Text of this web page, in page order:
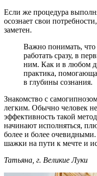
Если же процедура
осознает свои
заметен.
Важно понимать, что
работать сразу, в
ним. Как и в любом
практика,
в глубины сознания.
Знакомство с
легким. Обычно человек не
эффективность такой
начинают исполняться,
более и более
шажки на пути к мечте и
Татьяна, г. Великие Луки